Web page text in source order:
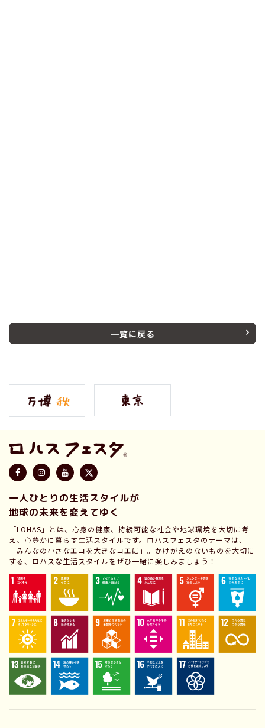
一覧に戻る
一人ひとりの生活スタイルが
地球の未来を変えてゆく
「LOHAS」とは、心身の健康、持続可能な社会や地球環境を大切に考
え、心豊かに暮らす生活スタイルです。ロハスフェスタのテーマは、
「みんなの小さなエコを大きなコエに」。かけがえのないものを大切に
する、ロハスな生活スタイルをぜひ一緒に楽しみましょう！